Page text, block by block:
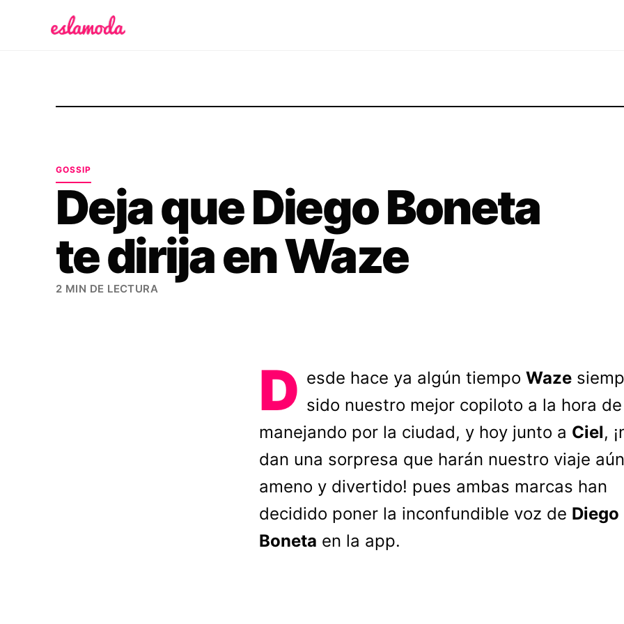
GOSSIP
Deja que Diego Boneta
te dirija en Waze
2 MIN DE LECTURA
D esde hace ya algún tiempo Waze
sido nuestro mejor copiloto a la hora
manejando por la ciudad, y hoy junto a Ciel,
dan una sorpresa que harán nuestro viaje
ameno y divertido! pues ambas marcas han
decidido poner la inconfundible voz de Diego
Boneta en la app.